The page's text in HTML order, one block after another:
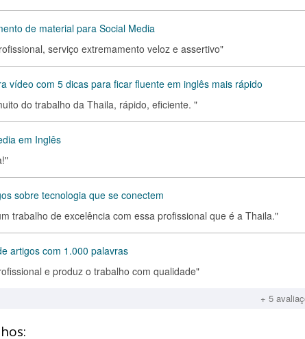
de material para Social Media
serviço extremamento veloz e assertivo"
vídeo com 5 dicas para ficar fluente em inglês mais rápido
do trabalho da Thaila, rápido, eficiente. "
em Inglês
sobre tecnologia que se conectem
trabalho de excelência com essa profissional que é a Thaila."
artigos com 1.000 palavras
e produz o trabalho com qualidade"
+ 5